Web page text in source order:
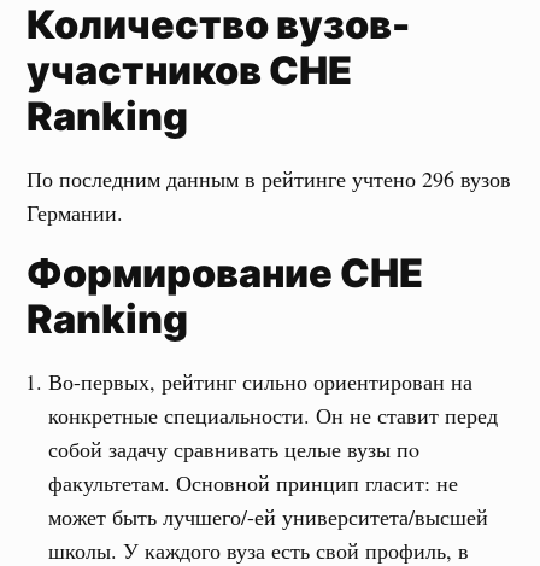
Количество вузов-
участников CHE
Ranking
По последним данным в рейтинге учтено 296 вузов
Германии.
Формирование CHE
Ranking
Во-первых, рейтинг сильно ориентирован на
конкретные специальности. Он не ставит перед
собой задачу сравнивать целые вузы пo
факультетам. Основной принцип гласит: не
может быть лучшего/-ей университета/высшей
школы. У каждого вуза есть свой профиль, в